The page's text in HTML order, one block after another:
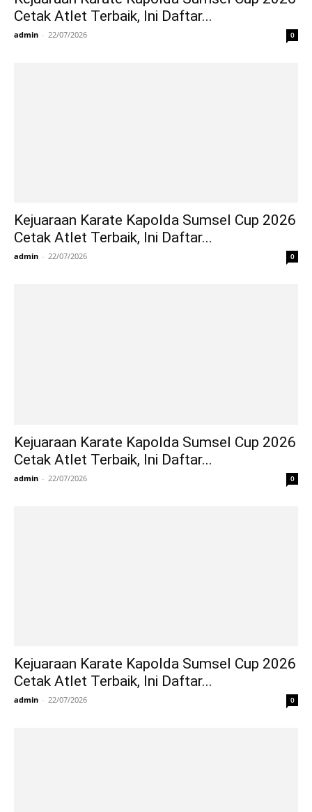
Cetak Atlet Terbaik, Ini Daftar...
admin - 22/07/2026 0
Kejuaraan Karate Kapolda Sumsel Cup 2026
Cetak Atlet Terbaik, Ini Daftar...
admin - 22/07/2026 0
Kejuaraan Karate Kapolda Sumsel Cup 2026
Cetak Atlet Terbaik, Ini Daftar...
admin - 22/07/2026 0
Kejuaraan Karate Kapolda Sumsel Cup 2026
Cetak Atlet Terbaik, Ini Daftar...
admin - 22/07/2026 0